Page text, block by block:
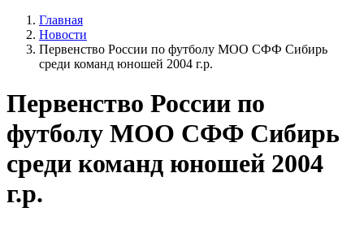
Главная
Новости
Первенство России по футболу МОО СФФ Сибирь
среди команд юношей 2004 г.р.
Первенство России по
футболу МОО СФФ Сибирь
среди команд юношей 2004
г.р.